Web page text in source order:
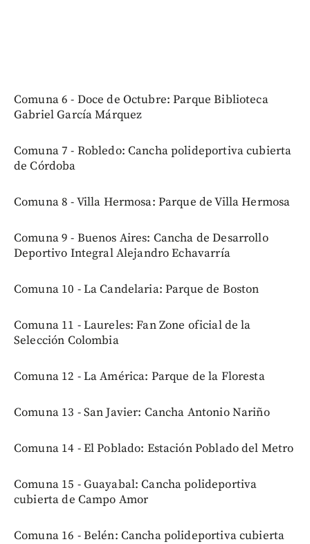
Comuna 6 - Doce de Octubre: Parque Biblioteca
Gabriel García Márquez
Comuna 7 - Robledo: Cancha polideportiva cubierta
de Córdoba
Comuna 8 - Villa Hermosa: Parque de Villa Hermosa
Comuna 9 - Buenos Aires: Cancha de Desarrollo
Deportivo Integral Alejandro Echavarría
Comuna 10 - La Candelaria: Parque de Boston
Comuna 11 - Laureles: Fan Zone oficial de la
Selección Colombia
Comuna 12 - La América: Parque de la Floresta
Comuna 13 - San Javier: Cancha Antonio Nariño
Comuna 14 - El Poblado: Estación Poblado del Metro
Comuna 15 - Guayabal: Cancha polideportiva
cubierta de Campo Amor
Comuna 16 - Belén: Cancha polideportiva cubierta